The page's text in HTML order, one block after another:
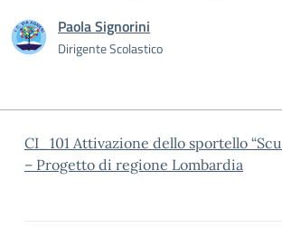
Paola Signorini
Dirigente Scolastico
CI_101 Attivazione dello sportello
– Progetto di regione Lombardia